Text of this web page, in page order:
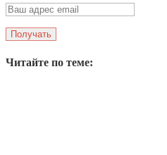
Читайте по теме: